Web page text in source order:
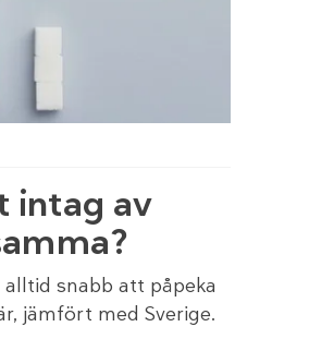
intag av
snabb att påpeka
jämfört med Sverige.